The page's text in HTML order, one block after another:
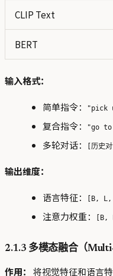
CLIP Text
BERT
输入格式：
简单指令： "pick
复合指令： "go
多轮对话： [历史
输出维度：
语言特征： [B, L,
注意力权重： [B,
2.1.3 多模态融合（
作用： 将视觉特征和语言